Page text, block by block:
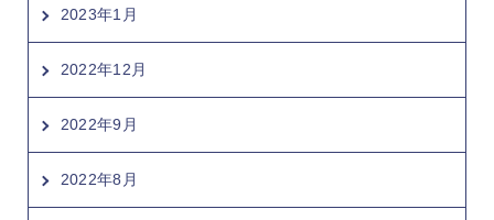
2023年1月
2022年12月
2022年9月
2022年8月